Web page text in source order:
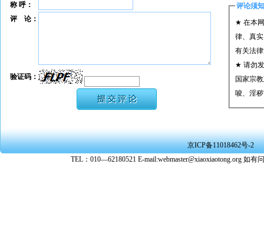
称 呼： 评论须知
★ 在本
律、真
有关法
★ 请勿
国家宗
唆、淫
★ 承担
★ 在本
转载、
★ 参与
评 论：
验证码：
京ICP备11018462号-2
TEL：010—62180521 E-mail:webmaster@xiaoxiaotong.org 如